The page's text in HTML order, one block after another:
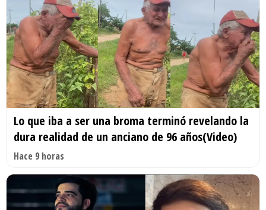
Lo que iba a ser una broma terminó revelando la
dura realidad de un anciano de 96 años(Video)
Hace 9 horas